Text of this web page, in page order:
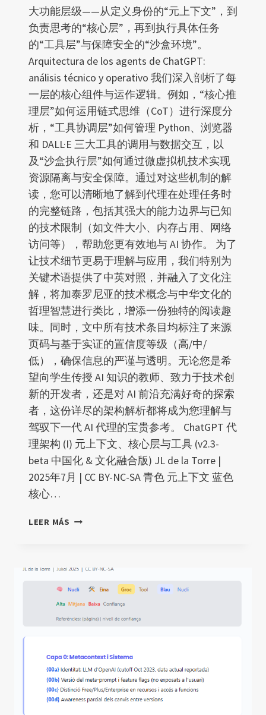
大功能层级——从定义身份的“元上下文”，到
负责思考的“核心层”，再到执行具体任务
的“工具层”与保障安全的“沙盒环境”。
Arquitectura de los agents de ChatGPT:
análisis técnico y operativo 我们深入剖析了每
一层的核心组件与运作逻辑。例如，“核心推
理层”如何运用链式思维（CoT）进行深度分
析，“工具协调层”如何管理 Python、浏览器
和 DALL·E 三大工具的调用与数据交互，以
及“沙盒执行层”如何通过微虚拟机技术实现
资源隔离与安全保障。通过对这些机制的解
读，您可以清晰地了解到代理在处理任务时
的完整链路，包括其强大的能力边界与已知
的技术限制（如文件大小、内存占用、网络
访问等），帮助您更有效地与 AI 协作。 为了
让技术细节更易于理解与应用，我们特别为
关键术语提供了中英对照，并融入了文化注
解，将加泰罗尼亚的技术概念与中华文化的
哲理智慧进行类比，增添一份独特的阅读趣
味。同时，文中所有技术条目均标注了来源
页码与基于实证的置信度等级（高/中/
低），确保信息的严谨与透明。无论您是希
望向学生传授 AI 知识的教师、致力于技术创
新的开发者，还是对 AI 前沿充满好奇的探索
者，这份详尽的架构解析都将成为您理解与
驾驭下一代 AI 代理的宝贵参考。 ChatGPT 代
理架构 (I) 元上下文、核心层与工具 (v2.3-
beta 中国化 & 文化融合版) JL de la Torre |
2025年7月 | CC BY-NC-SA 青色 元上下文 蓝色
核心…
LEER MÁS CHATGPT
构
图
（V2.3）：
六
能
模
型
与